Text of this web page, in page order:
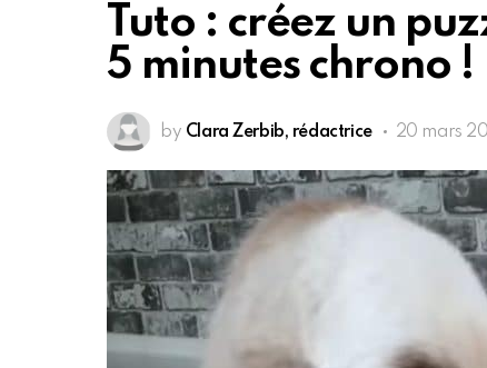
Tuto : créez un
5 minutes chrono !
by Clara Zerbib, rédactrice 20 mars